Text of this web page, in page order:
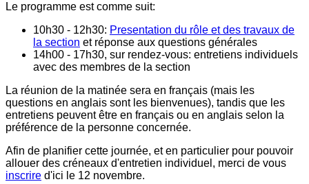
Le programme est comme suit:
10h30 - 12h30: Presentation du rôle et des travaux de
la section et réponse aux questions générales
14h00 - 17h30, sur rendez-vous: entretiens individuels
avec des membres de la section
La réunion de la matinée sera en français (mais les
questions en anglais sont les bienvenues), tandis que les
entretiens peuvent être en français ou en anglais selon la
préférence de la personne concernée.
Afin de planifier cette journée, et en particulier pour pouvoir
allouer des créneaux d'entretien individuel, merci de vous
inscrire d'ici le 12 novembre.